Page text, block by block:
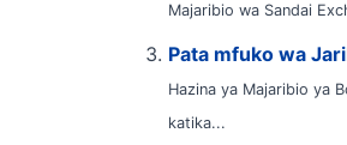
Majaribio wa Sandai
Pata mfuko wa
Hazina ya Majaribio ya
katika...